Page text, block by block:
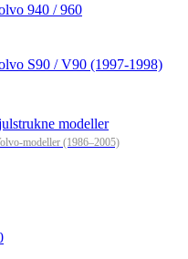
940 / 960
S90 / V90 (1997-1998)
modeller
modeller (1986–2005)